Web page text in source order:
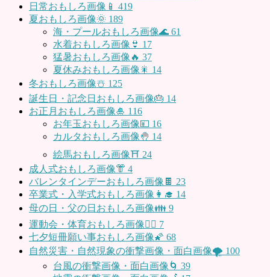
日常おもしろ画像📱 419
夏おもしろ画像🌞 189
海・プールおもしろ画像🌊 61
水着おもしろ画像👙 17
猛暑おもしろ画像🔥 37
夏休みおもしろ画像🎇 14
冬おもしろ画像☃️ 125
誕生日・記念日おもしろ画像🎂 14
お正月おもしろ画像🎍 116
お年玉おもしろ画像💴 16
カルタおもしろ画像🤚 14
絵馬おもしろ画像⛩ 24
成人式おもしろ画像👘 4
バレンタインデーおもしろ画像🍫 23
卒業式・入学式おもしろ画像👩‍🎓 14
母の日・父の日おもしろ画像👪 9
運動会・体育おもしろ画像🤸‍♂️ 7
七夕短冊願い事おもしろ画像🌠 68
自然災害・自然現象の衝撃画像・面白画像🌪 100
台風の衝撃画像・面白画像🌀 39